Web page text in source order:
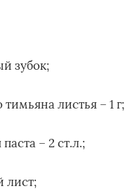
зубок;
листья – 1 г;
– 2 ст.л.;
лист;